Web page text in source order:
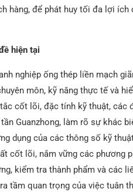
hàng, để phát huy tối đa lợi
hiện tại
nghiệp ống thép liền mạch
môn, kỹ năng thực tế và
cốt lõi, đặc tính kỹ thuật,
Guanzhong, làm rõ sự khác
dụng của các thông số kỹ
cốt lõi, nắm vững các phương
kiểm tra thành phẩm và các
tầm quan trọng của việc tuân